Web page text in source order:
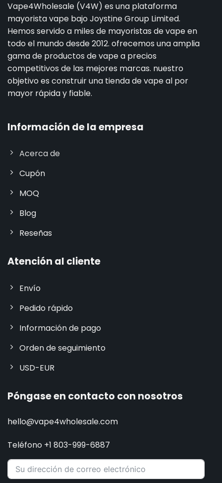
Vape4Wholesale (V4W) es una plataforma
mayorista vape bajo Joystine Group Limited.
Hemos servido a miles de mayoristas de vape en
todo el mundo desde 2012. ofrecemos una amplia
gama de productos de vape a precios
competitivos de las mejores marcas. nuestro
objetivo es construir una tienda de vape al por
mayor rápida y fiable.
Información de la empresa
Acerca de
Cupón
MOQ
Blog
Reseñas
Atención al cliente
Envío
Pedido rápido
Información de pago
Orden de seguimiento
USD-EUR
Póngase en contacto con nosotros
hello@vape4wholesale.com
Teléfono +1 803-999-6887